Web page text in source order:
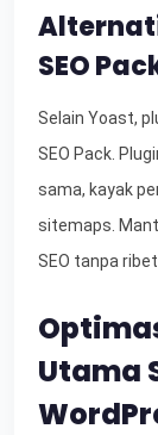
SEO
Selain Yoast,
SEO Pack.
sama, kayak
sitemaps.
SEO tanpa ribet.
Utama